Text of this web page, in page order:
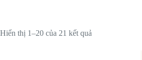
Hiển thị 1–20 của 21 kết quả